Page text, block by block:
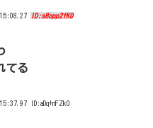
ID:s8opp2fK0
てる
ID:aDq+nFZk0